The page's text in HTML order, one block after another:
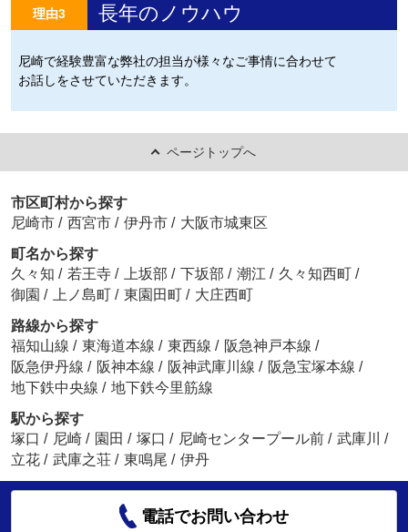
理由3 長年のノウハウ
尼崎で経験豊富な弊社の担当が様々なご事情に合わせて
お話しをさせていただきます。
ページトップへ
市区町村から探す
尼崎市 / 西宮市 / 伊丹市 / 大阪市城東区
町名から探す
久々知 / 若王寺 / 上坂部 / 下坂部 / 潮江 / 久々知西町 /
御園 / 上ノ島町 / 東園田町 / 大庄西町
路線から探す
福知山線 / 東海道本線 / 東西線 / 阪急神戸本線 /
阪急伊丹線 / 阪神本線 / 阪神武庫川線 / 阪急宝塚本線 /
地下鉄中央線 / 地下鉄今里筋線
駅から探す
塚口 / 尼崎 / 園田 / 塚口 / 尼崎センタープール前 / 武庫川
/
立花 / 武庫之荘 / 東鳴尾 / 伊丹
電話でお問い合わせ